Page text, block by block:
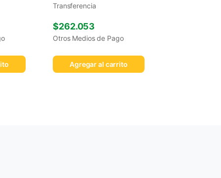
Transferencia
$262.053
Otros Medios de Pago
Agregar al carrito